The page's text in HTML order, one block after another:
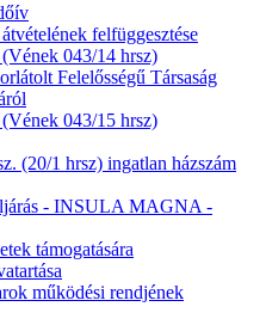
felfüggesztése
043/14 hrsz)
Felelősségű Társaság
043/15 hrsz)
(20/1 hrsz) ingatlan házszám
- INSULA MAGNA -
támogatására
működési rendjének